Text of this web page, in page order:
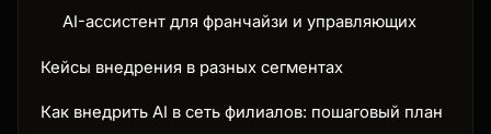
AI-ассистент для франчайзи и управляющих
Кейсы внедрения в разных сегментах
Как внедрить AI в сеть филиалов: пошаговый план